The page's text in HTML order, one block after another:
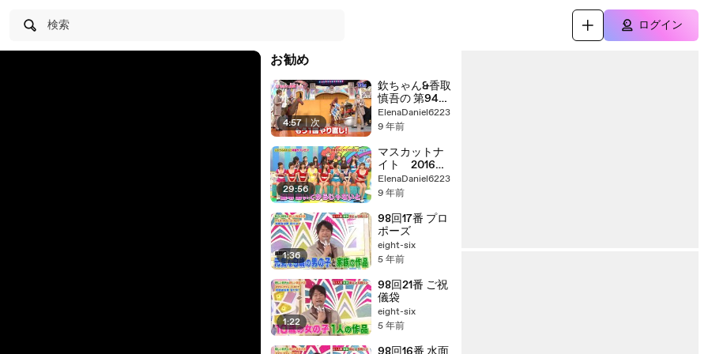
検索 ログイン
お勧め
4:57 | 次
欽ちゃん&香取
慎吾の 第94回
全日本仮装大
賞「前半」1月21
20170121 part
2/2
ElenaDaniel6223
9 年前
29:56
マスカットナ
イト 2016年
12月28日
161228
ElenaDaniel6223
9 年前
1:36
98回17番 プロ
ポーズ
eight-six
5 年前
1:22
98回21番 ご祝
儀袋
eight-six
5 年前